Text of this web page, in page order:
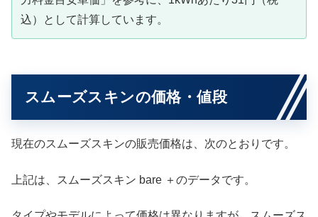
込）として計算しています。
スムーズスキンの価格・値段
現在のスムーズスキンの販売価格は、次のとおりです。
上記は、スムーズスキン bare ＋のデータです。